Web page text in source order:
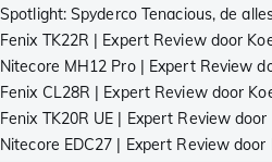
Spotlight: Spyderco Tenacious, de
Fenix TK22R | Expert Review door
Nitecore MH12 Pro | Expert Review
Fenix CL28R | Expert Review door
Fenix TK20R UE | Expert Review
Nitecore EDC27 | Expert Review door